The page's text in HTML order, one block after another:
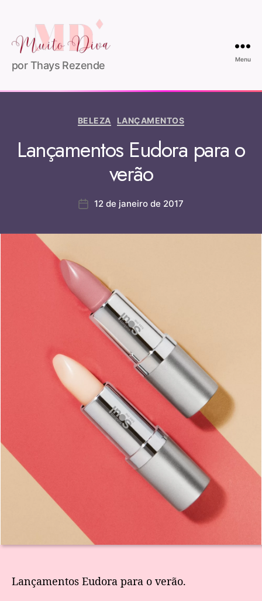
por Thays Rezende
Menu
BELEZA LANÇAMENTOS
Lançamentos Eudora para o
verão
12 de janeiro de 2017
Lançamentos Eudora para o verão.